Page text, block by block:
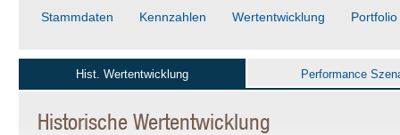
Stammdaten Kennzahlen Wertentwicklung Portfolio
Hist. Wertentwicklung Performance
Historische Wertentwicklung